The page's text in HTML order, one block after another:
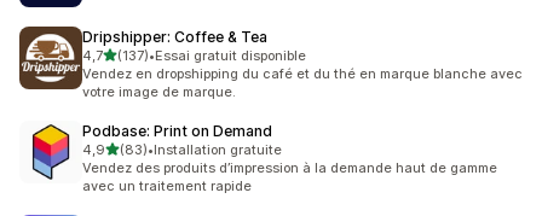
Dripshipper: Coffee & Tea
4,7étoile(s) sur 5
(137)
137 avis au total
•Essai gratuit disponible
Vendez en dropshipping du café et du thé en marque blanche avec
votre image de marque.
Podbase: Print on Demand
4,9étoile(s) sur 5
(83)
83 avis au total
•Installation gratuite
Vendez des produits d’impression à la demande haut de gamme
avec un traitement rapide